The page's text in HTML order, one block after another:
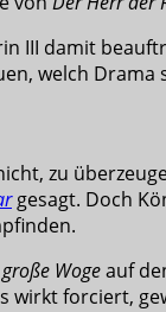
III damit
welch
zu
gesagt. Doch
Wogeauf
wirkt forciert,